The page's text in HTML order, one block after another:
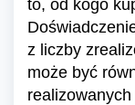
to, od kogo
z liczby
może być